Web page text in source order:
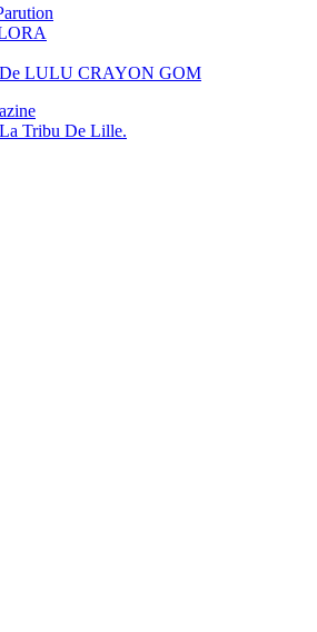
De LULU CRAYON GOM
La Tribu De Lille.